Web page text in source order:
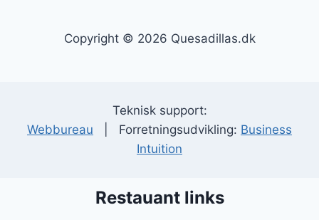
Copyright © 2026 Quesadillas.dk
Teknisk support:
Webbureau | Forretningsudvikling: Business
Intuition
Restauant links